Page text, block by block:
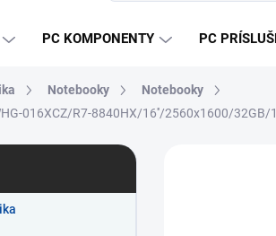
PC KOMPONENTY PC
Notebooky
Notebooky
016XCZ/R7-8840HX/16''/2560x1600/